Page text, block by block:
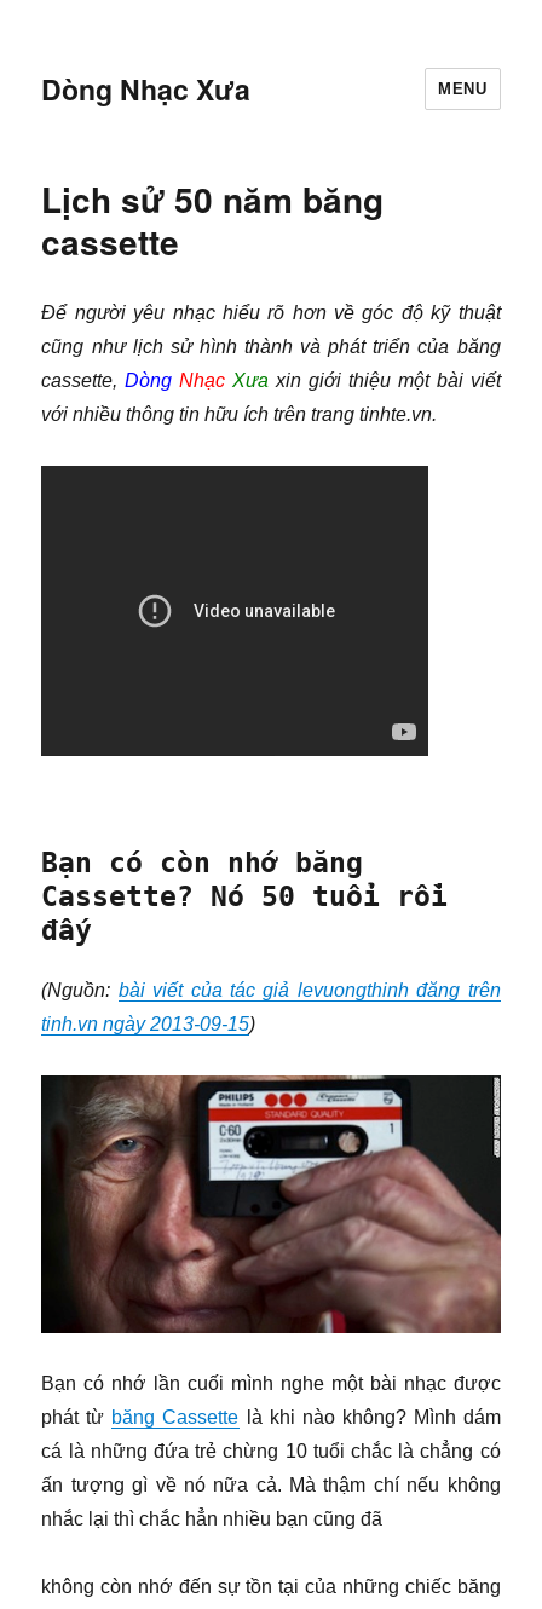
Dòng Nhạc Xưa MENU
Lịch sử 50 năm băng
cassette
Để người yêu nhạc hiểu rõ hơn về góc độ kỹ thuật
cũng như lịch sử hình thành và phát triển của băng
cassette,Dòng Nhạc Xưa xin giới thiệu một bài viết
với nhiều thông tin hữu ích trên trang tinhte.vn.
Bạn có còn nhớ băng
Cassette? Nó 50 tuổi rồi
đấy
(Nguồn: bài viết của tác giả levuongthinh đăng trên
tinh.vn ngày 2013-09-15)
Bạn có nhớ lần cuối mình nghe một bài nhạc được
phát từ băng Cassette là khi nào không? Mình dám
cá là những đứa trẻ chừng 10 tuổi chắc là chẳng có
ấn tượng gì về nó nữa cả. Mà thậm chí nếu không
nhắc lại thì chắc hẳn nhiều bạn cũng đã
không còn nhớ đến sự tồn tại của những chiếc băng